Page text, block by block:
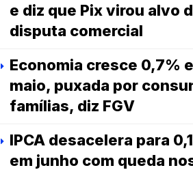
e diz que Pix virou alvo
disputa comercial
Economia cresce 0,7%
maio, puxada por
famílias, diz FGV
IPCA desacelera para
em junho com queda